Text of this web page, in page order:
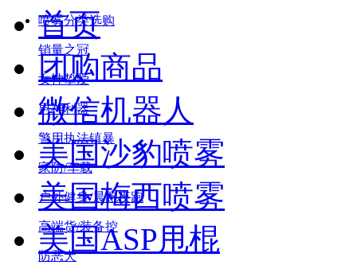
喷雾分类选购
销量之冠
女神挚爱
男神利器
警用执法镇暴
家防/车载
户外健身/晨跑夜跑
高端货/装备控
防恶犬
首页
团购商品
微信机器人
美国沙豹喷雾
美国梅西喷雾
美国ASP甩棍